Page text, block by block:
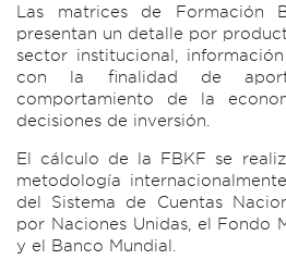
Las matrices de Formación
presentan un detalle por
sector institucional,
con la finalidad de
comportamiento de la
decisiones de inversión.
El cálculo de la FBKF se
metodología
del Sistema de Cuentas
por Naciones Unidas, el Fondo
y el Banco Mundial.